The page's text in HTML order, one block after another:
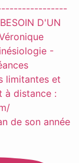
de son année